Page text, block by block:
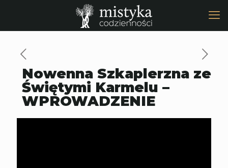
Nowenna Szkaplerzna ze
Świętymi Karmelu –
WPROWADZENIE